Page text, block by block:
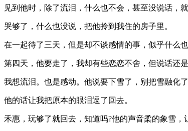
见到他时，除了流泪，什么也不会，甚至没说话，
哭够了，什么也没说，把他拎到我住的房子里。
在一起待了三天，但是却不谈感情的事，似乎什么
第四天，他要走了，我却有些恋恋不舍，但说话还
我想流泪。也是感动。他说要下雪了，别把雪融化
他的话让我把原本的眼泪逗了回去。
禾惠，玩够了就回去，知道吗?他的声音柔的象雪，